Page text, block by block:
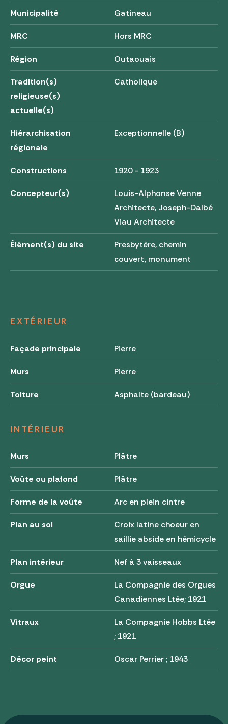
Municipalité Gatineau
MRC Hors MRC
Région Outaouais
Tradition(s)
religieuse(s)
actuelle(s)
Catholique
Hiérarchisation
régionale
Exceptionnelle (B)
Constructions 1920 - 1923
Concepteur(s)
Louis-Alphonse Venne
Architecte, Joseph-Dalbé
Viau Architecte
Élément(s) du site
Presbytère, chemin
couvert, monument
EXTÉRIEUR
Façade principale Pierre
Murs Pierre
Toiture Asphalte (bardeau)
INTÉRIEUR
Murs Plâtre
Voûte ou plafond Plâtre
Forme de la voûte Arc en plein cintre
Plan au sol
Croix latine choeur en
saillie abside en hémicycle
Plan intérieur Nef à 3 vaisseaux
Orgue
La Compagnie des Orgues
Canadiennes Ltée; 1921
Vitraux
La Compagnie Hobbs Ltée
; 1921
Décor peint Oscar Perrier ; 1943